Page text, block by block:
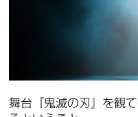
舞台『鬼滅の刃』を観